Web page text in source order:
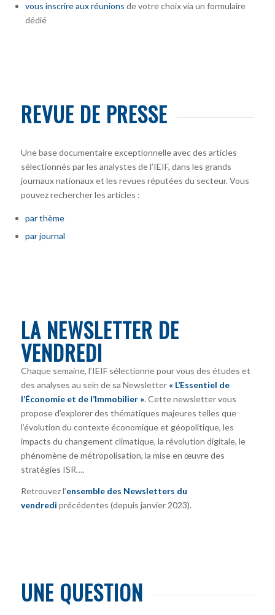
vous inscrire aux réunions de votre choix via un formulaire
dédié
REVUE DE PRESSE
Une base documentaire exceptionnelle avec des articles
sélectionnés par les analystes de l’IEIF, dans les grands
journaux nationaux et les revues réputées du secteur. Vous
pouvez rechercher les articles :
par thème
par journal
LA NEWSLETTER DE
VENDREDI
Chaque semaine, l’IEIF sélectionne pour vous des études et
des analyses au sein de sa Newsletter « L’Essentiel de
l’Économie et de l’Immobilier ». Cette newsletter vous
propose d’explorer des thématiques majeures telles que
l’évolution du contexte économique et géopolitique, les
impacts du changement climatique, la révolution digitale, le
phénomène de métropolisation, la mise en œuvre des
stratégies ISR….
Retrouvez l’ensemble des Newsletters du
vendredi précédentes (depuis janvier 2023).
UNE QUESTION